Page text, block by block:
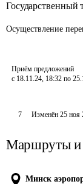
Государственный
Осуществление
Приём предложений
с 18.11.24, 18:32 по
7 Изменён 25 ноя
Маршруты и
Минск